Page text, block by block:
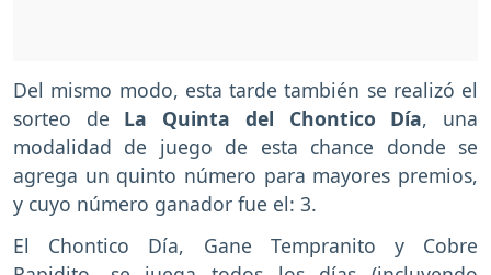
Del mismo modo, esta tarde también se realizó el
sorteo de La Quinta del Chontico Día, una
modalidad de juego de esta chance donde se
agrega un quinto número para mayores premios,
y cuyo número ganador fue el: 3.
El Chontico Día, Gane Tempranito y Cobre